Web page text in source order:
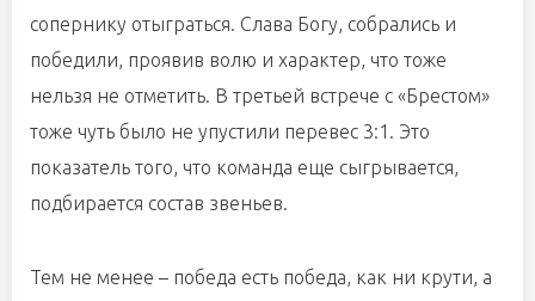
сопернику отыграться. Слава Богу, собрались и
победили, проявив волю и характер, что тоже
нельзя не отметить. В третьей встрече с «Брестом»
тоже чуть было не упустили перевес 3:1. Это
показатель того, что команда еще сыгрывается,
подбирается состав звеньев.
Тем не менее – победа есть победа, как ни крути, а